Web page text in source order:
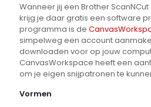
Wanneer jij een Brother
krijg je daar gratis een software
programma is de
simpelweg een account
downloaden voor op jouw
CanvasWorkspace heeft een
om je eigen snijpatronen te
Vormen